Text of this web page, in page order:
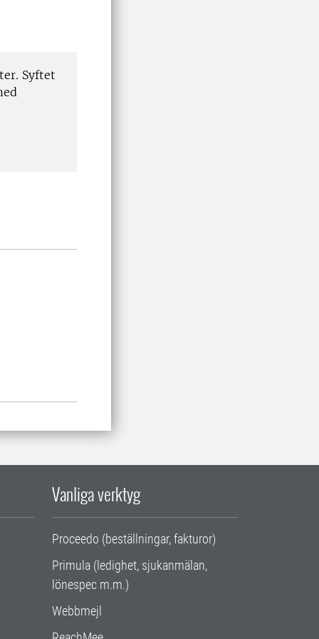
Syftet
Vanliga verktyg
Proceedo (beställningar, fakturor)
Primula (ledighet, sjukanmälan,
lönespec m.m.)
Webbmejl